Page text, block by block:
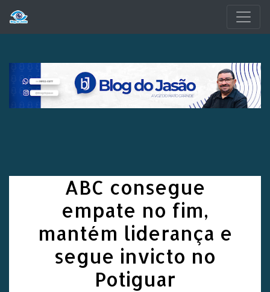
ABC consegue
empate no fim,
mantém liderança e
segue invicto no
Potiguar